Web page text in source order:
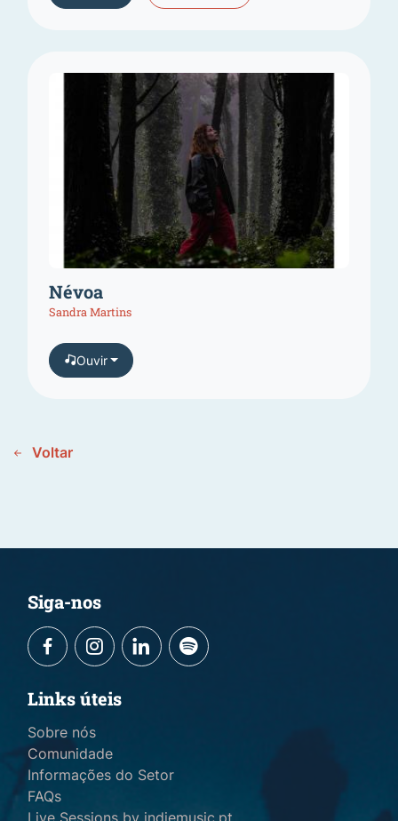
Névoa
Sandra Martins
Ouvir
Voltar
Siga-nos
Links úteis
Sobre nós
Comunidade
Informações do Setor
FAQs
Live Sessions by indiemusic.pt